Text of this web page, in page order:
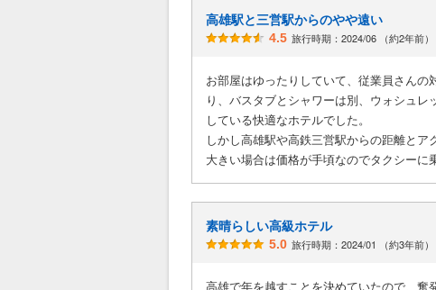
高雄駅と三営駅からのやや遠い
4.5 旅行時期：2024/06 （約2年前）
お部屋はゆったりしていて、従業員さん
り、バスタブとシャワーは別、ウォシュ
している快適なホテルでした。
しかし高雄駅や高鉄三営駅からの距離と
大きい場合は価格が手頃なのでタクシーに
素晴らしい高級ホテル
5.0 旅行時期：2024/01 （約3年前）
高雄で年を越すことを決めていたので、奮